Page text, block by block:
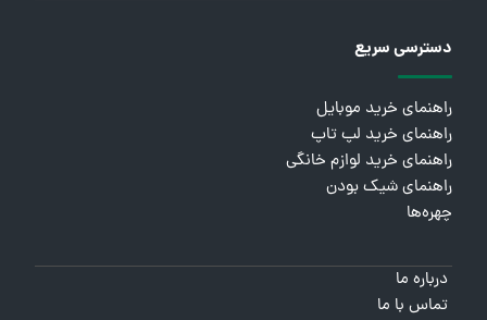
دسترسی سریع
راهنمای خرید موبایل
راهنمای خرید لپ تاپ
راهنمای خرید لوازم خانگی
راهنمای شیک بودن
چهره‌ها
درباره ما
تماس با ما